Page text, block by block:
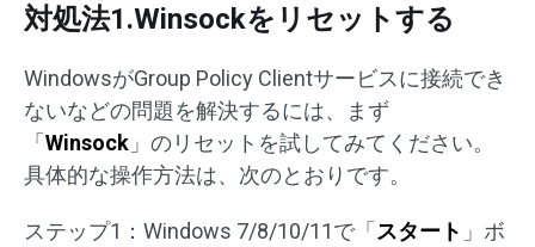
対処法1.Winsockをリセットする
WindowsがGroup Policy Clientサービスに接続でき
ないなどの問題を解決するには、まず
「Winsock 」のリセットを試してみてください。
具体的な操作方法は、次のとおりです。
ステップ1：Windows 7/8/10/11で「スタート 」ボ